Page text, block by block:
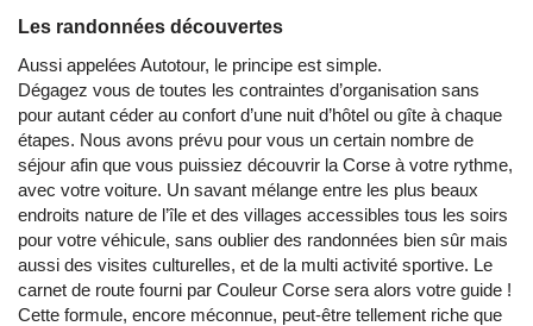
Les randonnées découvertes
Aussi appelées Autotour, le principe est simple.
Dégagez vous de toutes les contraintes d’organisation sans
pour autant céder au confort d’une nuit d’hôtel ou gîte à chaque
étapes. Nous avons prévu pour vous un certain nombre de
séjour afin que vous puissiez découvrir la Corse à votre rythme,
avec votre voiture. Un savant mélange entre les plus beaux
endroits nature de l’île et des villages accessibles tous les soirs
pour votre véhicule, sans oublier des randonnées bien sûr mais
aussi des visites culturelles, et de la multi activité sportive. Le
carnet de route fourni par Couleur Corse sera alors votre guide !
Cette formule, encore méconnue, peut-être tellement riche que